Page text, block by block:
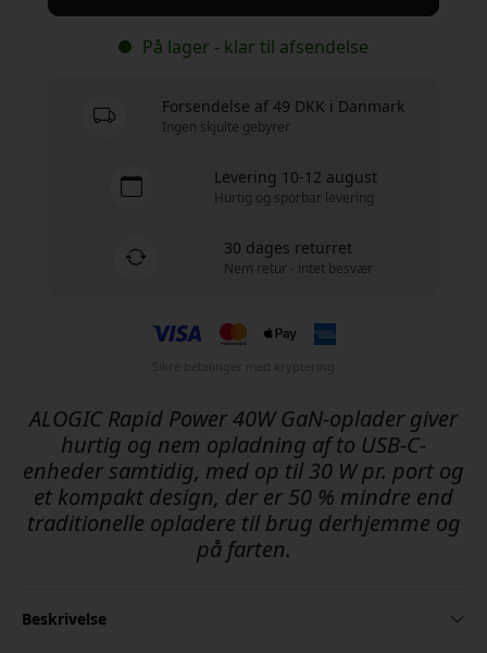
På lager - klar til afsendelse
Forsendelse af 49 DKK i Danmark
Ingen skjulte gebyrer
Levering 10-12 august
Hurtig og sporbar levering
30 dages returret
Nem retur - intet besvær
ALOGIC Rapid Power 40W GaN-oplader giver
hurtig og nem opladning af to USB-C-
enheder samtidig, med op til 30 W pr. port og
et kompakt design, der er 50 % mindre end
traditionelle opladere til brug derhjemme og
på farten.
Beskrivelse